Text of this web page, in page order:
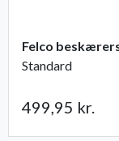
Standard
499,95 kr.